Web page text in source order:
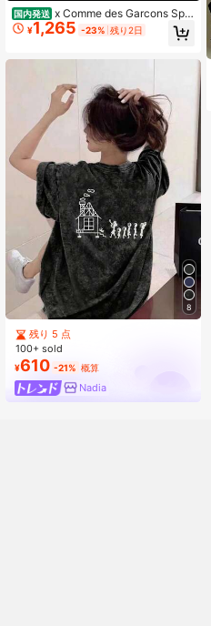
国内発送 x Comme des Garcons Split
Box Shirt Complete T-Shirt White
¥1,265 -23% 残り2日
8
残り 5 点
100+ sold
¥610 -21% 概算
Nadia